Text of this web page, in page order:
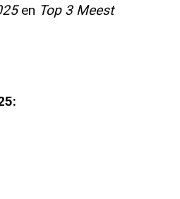
en Top 3 Meest